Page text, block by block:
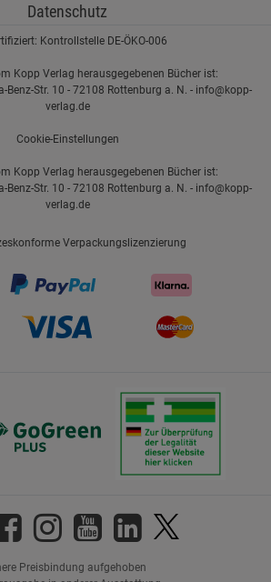
Datenschutz
Kontrollstelle DE-ÖKO-006
Kopp Verlag herausgegebenen Bücher ist:
Benz-Str. 10 - 72108 Rottenburg a. N. - info@kopp-
verlag.de
Cookie-Einstellungen
Kopp Verlag herausgegebenen Bücher ist:
Benz-Str. 10 - 72108 Rottenburg a. N. - info@kopp-
verlag.de
Verpackungslizenzierung
Preisbindung aufgehoben